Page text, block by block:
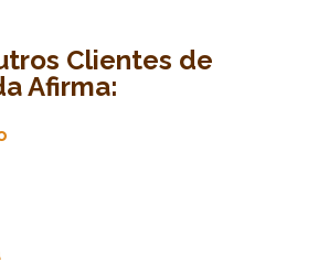
Clientes de
Afirma: